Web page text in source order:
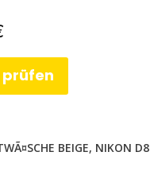
BEIGE, NIKON